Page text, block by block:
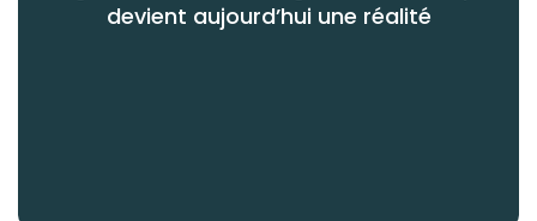
devient aujourd’hui une réalité